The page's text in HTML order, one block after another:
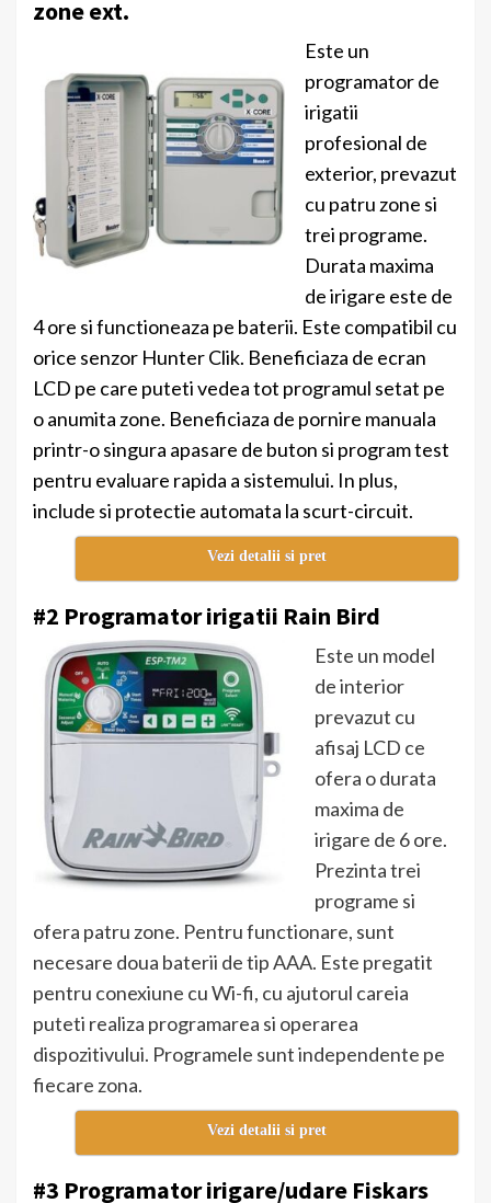
zone ext.
Este un
programator de
irigatii
profesional de
exterior, prevazut
cu patru zone si
trei programe.
Durata maxima
de irigare este de
4 ore si functioneaza pe baterii. Este compatibil cu
orice senzor Hunter Clik. Beneficiaza de ecran
LCD pe care puteti vedea tot programul setat pe
o anumita zone. Beneficiaza de pornire manuala
printr-o singura apasare de buton si program test
pentru evaluare rapida a sistemului. In plus,
include si protectie automata la scurt-circuit.
Vezi detalii si pret
#2 Programator irigatii Rain Bird
Este un model
de interior
prevazut cu
afisaj LCD ce
ofera o durata
maxima de
irigare de 6 ore.
Prezinta trei
programe si
ofera patru zone. Pentru functionare, sunt
necesare doua baterii de tip AAA. Este pregatit
pentru conexiune cu Wi-fi, cu ajutorul careia
puteti realiza programarea si operarea
dispozitivului. Programele sunt independente pe
fiecare zona.
Vezi detalii si pret
#3 Programator irigare/udare Fiskars